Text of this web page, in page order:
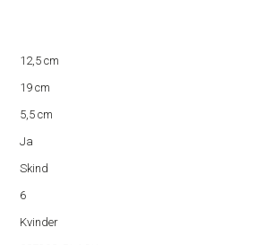
12,5 cm
19 cm
5,5 cm
Ja
Skind
6
Kvinder